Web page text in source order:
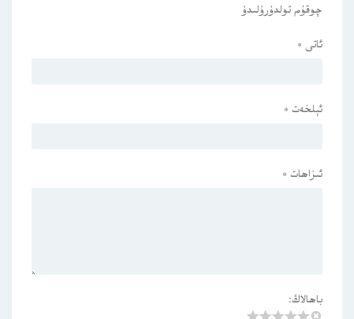
چوقۇم تولدۇرۇلىدۇ
ئاتى *
ئېلخەت *
ئىزاھات *
باھالاڭ: